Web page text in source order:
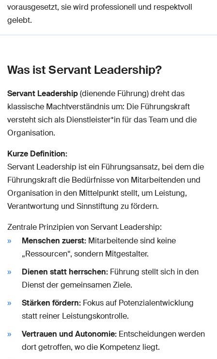
vorausgesetzt, sie wird professionell und respektvoll
gelebt.
Was ist Servant Leadership?
Servant Leadership(dienende Führung) dreht das
klassische Machtverständnis um: Die Führungskraft
versteht sich als Dienstleister*in für das Team und die
Organisation.
Kurze Definition:
Servant Leadership ist ein Führungsansatz, bei dem die
Führungskraft die Bedürfnisse von Mitarbeitenden und
Organisation in den Mittelpunkt stellt, um Leistung,
Verantwortung und Sinnstiftung zu fördern.
Zentrale Prinzipien von Servant Leadership:
Menschen zuerst: Mitarbeitende sind keine
„Ressourcen“, sondern Mitgestalter.
Dienen statt herrschen: Führung stellt sich in den
Dienst der gemeinsamen Ziele.
Stärken fördern: Fokus auf Potenzialentwicklung
statt reiner Leistungskontrolle.
Vertrauen und Autonomie: Entscheidungen werden
dort getroffen, wo die Kompetenz liegt.